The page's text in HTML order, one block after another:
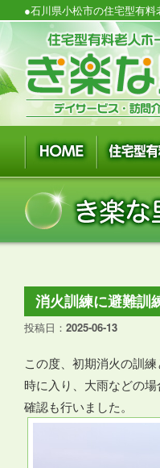
●石川県小松市の住宅型有
消火訓練に避難訓
投稿日： 2025-06-13
この度、初期消火の訓
時に入り、大雨などの
確認も行いました。